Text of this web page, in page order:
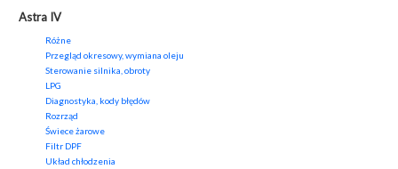
Astra IV
Różne
Przegląd okresowy, wymiana oleju
Sterowanie silnika, obroty
LPG
Diagnostyka, kody błędów
Rozrząd
Świece żarowe
Filtr DPF
Układ chłodzenia